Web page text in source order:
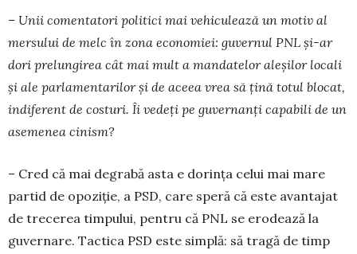
– Unii comentatori politici mai vehiculează un motiv al
mersului de melc în zona economiei: guvernul PNL și-ar
dori prelungirea cât mai mult a mandatelor aleșilor locali
și ale parlamentarilor și de aceea vrea să țină totul blocat,
indiferent de costuri. Îi vedeți pe guvernanți capabili de un
asemenea cinism?
– Cred că mai degrabă asta e dorința celui mai mare
partid de opoziție, a PSD, care speră că este avantajat
de trecerea timpului, pentru că PNL se erodează la
guvernare. Tactica PSD este simplă: să tragă de timp